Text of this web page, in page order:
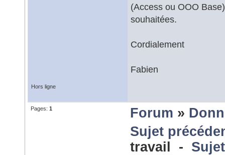
(Access ou OOO
souhaitées.
Cordialement
Fabien
Hors ligne
Pages: 1 Forum »
Sujet
travail -